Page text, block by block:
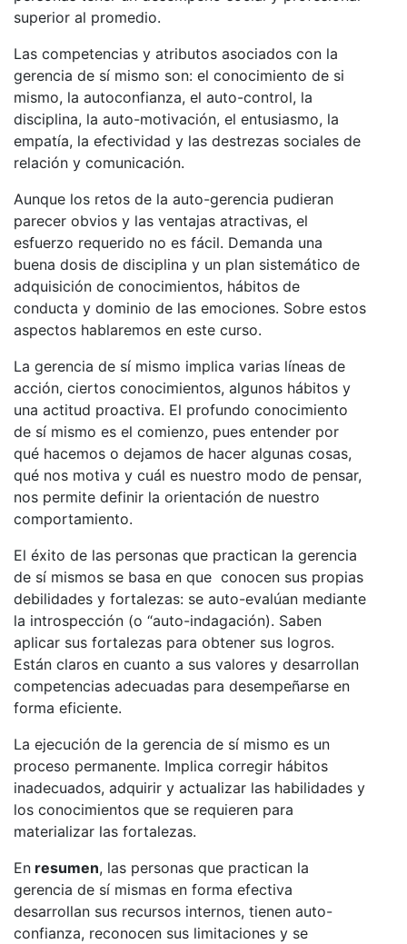
superior al promedio.
Las competencias y atributos asociados con la
gerencia de sí mismo son: el conocimiento de si
mismo, la autoconfianza, el auto-control, la
disciplina, la auto-motivación, el entusiasmo, la
empatía, la efectividad y las destrezas sociales de
relación y comunicación.
Aunque los retos de la auto-gerencia pudieran
parecer obvios y las ventajas atractivas, el
esfuerzo requerido no es fácil. Demanda una
buena dosis de disciplina y un plan sistemático de
adquisición de conocimientos, hábitos de
conducta y dominio de las emociones. Sobre estos
aspectos hablaremos en este curso.
La gerencia de sí mismo implica varias líneas de
acción, ciertos conocimientos, algunos hábitos y
una actitud proactiva. El profundo conocimiento
de sí mismo es el comienzo, pues entender por
qué hacemos o dejamos de hacer algunas cosas,
qué nos motiva y cuál es nuestro modo de pensar,
nos permite definir la orientación de nuestro
comportamiento.
El éxito de las personas que practican la gerencia
de sí mismos se basa en que conocen sus propias
debilidades y fortalezas: se auto-evalúan mediante
la introspección (o “auto-indagación). Saben
aplicar sus fortalezas para obtener sus logros.
Están claros en cuanto a sus valores y desarrollan
competencias adecuadas para desempeñarse en
forma eficiente.
La ejecución de la gerencia de sí mismo es un
proceso permanente. Implica corregir hábitos
inadecuados, adquirir y actualizar las habilidades y
los conocimientos que se requieren para
materializar las fortalezas.
En resumen, las personas que practican la
gerencia de sí mismas en forma efectiva
desarrollan sus recursos internos, tienen auto-
confianza, reconocen sus limitaciones y se